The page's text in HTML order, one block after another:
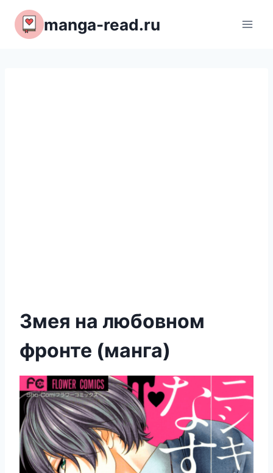
Перейти
содержимому
manga-read.ru
Змея на любовном
фронте (манга)